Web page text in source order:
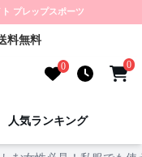
プレップスポーツ
料無料
0 0
人気ランキング